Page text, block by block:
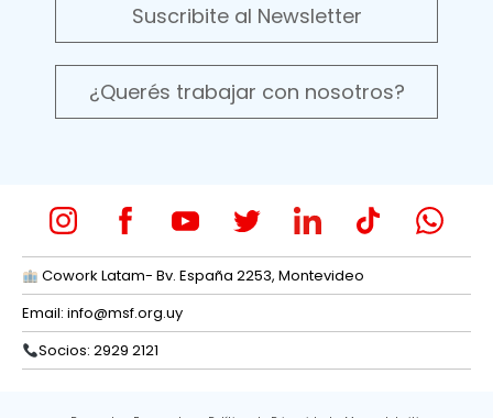
Suscribite al Newsletter
¿Querés trabajar con nosotros?
Cowork Latam- Bv. España 2253, Montevideo
Email: info@msf.org.uy
Socios: 2929 2121